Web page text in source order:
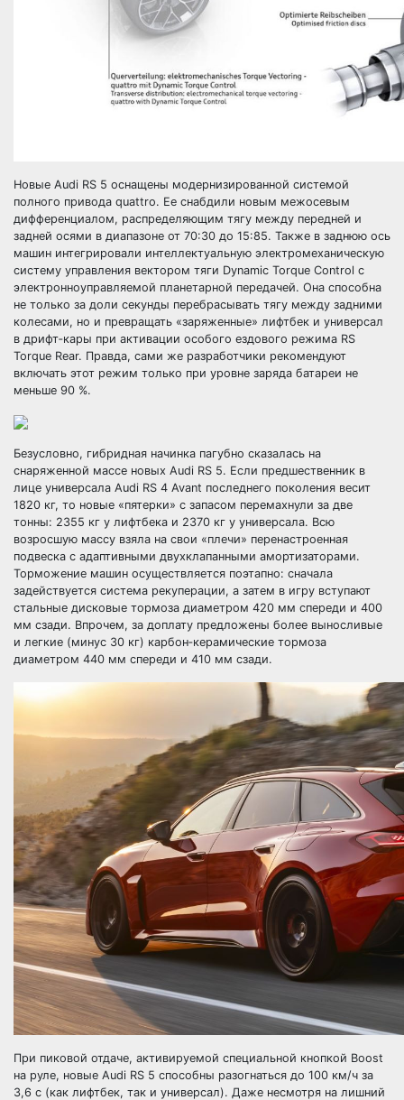
Новые Audi RS 5 оснащены модернизированной системой
полного привода quattro. Ее снабдили новым межосевым
дифференциалом, распределяющим тягу между передней и
задней осями в диапазоне от 70:30 до 15:85. Также в заднюю ось
машин интегрировали интеллектуальную электромеханическую
систему управления вектором тяги Dynamic Torque Control с
электронноуправляемой планетарной передачей. Она способна
не только за доли секунды перебрасывать тягу между задними
колесами, но и превращать «заряженные» лифтбек и универсал
в дрифт‑кары при активации особого ездового режима RS
Torque Rear. Правда, сами же разработчики рекомендуют
включать этот режим только при уровне заряда батареи не
меньше 90 %.
Безусловно, гибридная начинка пагубно сказалась на
снаряженной массе новых Audi RS 5. Если предшественник в
лице универсала Audi RS 4 Avant последнего поколения весит
1820 кг, то новые «пятерки» с запасом перемахнули за две
тонны: 2355 кг у лифтбека и 2370 кг у универсала. Всю
возросшую массу взяла на свои «плечи» перенастроенная
подвеска с адаптивными двухклапанными амортизаторами.
Торможение машин осуществляется поэтапно: сначала
задействуется система рекуперации, а затем в игру вступают
стальные дисковые тормоза диаметром 420 мм спереди и 400
мм сзади. Впрочем, за доплату предложены более выносливые
и легкие (минус 30 кг) карбон‑керамические тормоза
диаметром 440 мм спереди и 410 мм сзади.
При пиковой отдаче, активируемой специальной кнопкой Boost
на руле, новые Audi RS 5 способны разогнаться до 100 км/ч за
3,6 с (как лифтбек, так и универсал). Даже несмотря на лишний